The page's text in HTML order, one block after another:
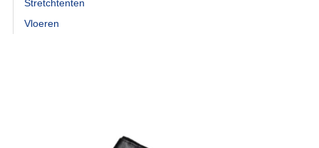
Stretchtenten
Vloeren